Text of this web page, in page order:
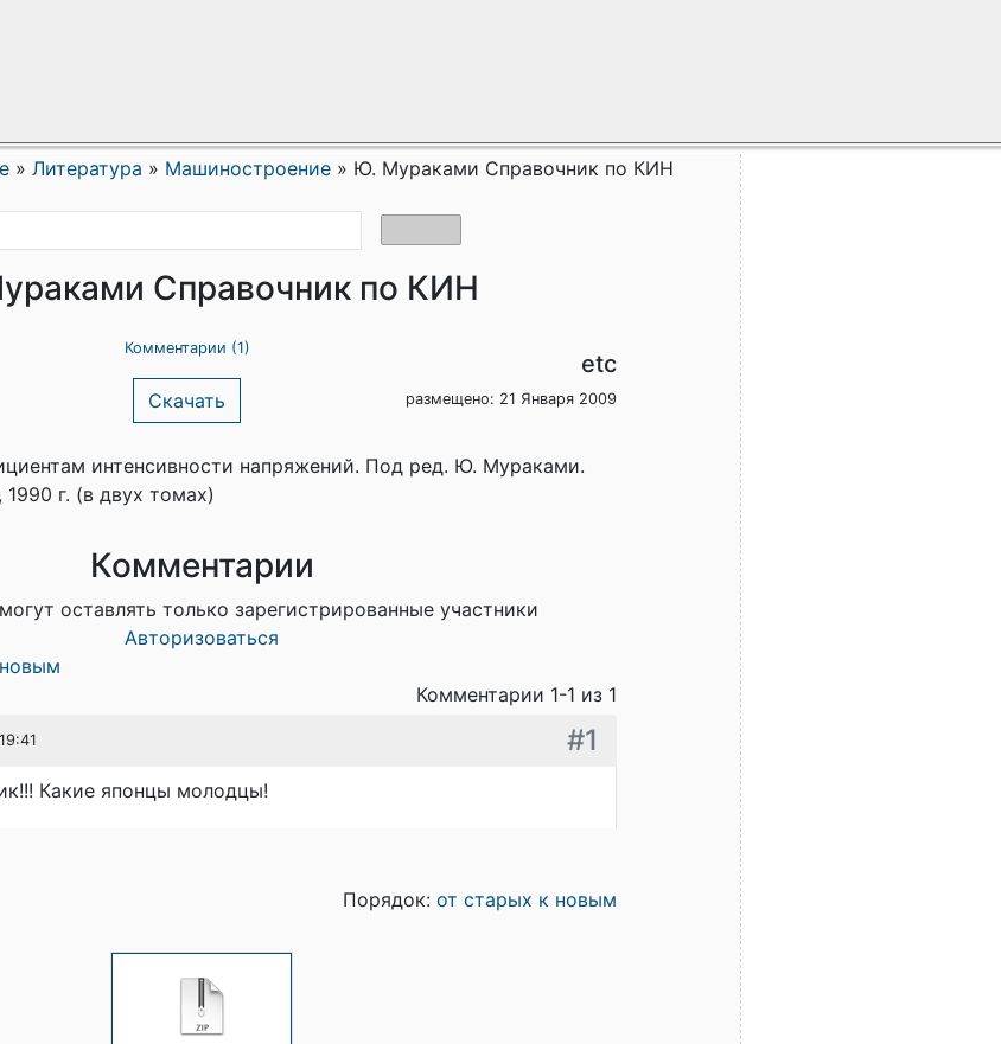
» Литература » Машиностроение » Ю. Мураками Справочник по КИН
Справочник по КИН
Комментарии (1)
Скачать
etc
размещено: 21 Января 2009
интенсивности напряжений. Под ред. Ю. Мураками.
г. (в двух томах)
Комментарии
оставлять только зарегистрированные участники
Авторизоваться
Комментарии 1-1 из 1
#1
Какие японцы молодцы!
Порядок: от старых к новым